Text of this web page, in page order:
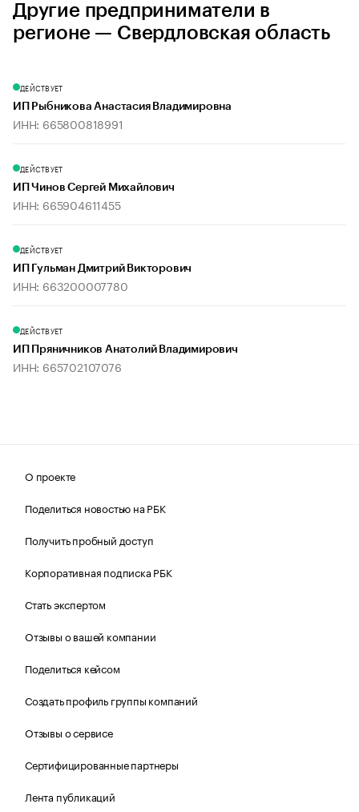
Другие предприниматели в
регионе — Свердловская область
ДЕЙСТВУЕТ
ИП Рыбникова Анастасия Владимировна
ИНН: 665800818991
ДЕЙСТВУЕТ
ИП Чинов Сергей Михайлович
ИНН: 665904611455
ДЕЙСТВУЕТ
ИП Гульман Дмитрий Викторович
ИНН: 663200007780
ДЕЙСТВУЕТ
ИП Пряничников Анатолий Владимирович
ИНН: 665702107076
О проекте
Поделиться новостью на РБК
Получить пробный доступ
Корпоративная подписка РБК
Стать экспертом
Отзывы о вашей компании
Поделиться кейсом
Создать профиль группы компаний
Отзывы о сервисе
Сертифицированные партнеры
Лента публикаций